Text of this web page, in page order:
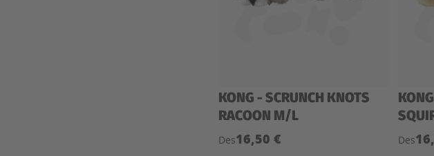
KONG - SCRUNCH KNOTS
RACOON M/L
Des16,50 € Des